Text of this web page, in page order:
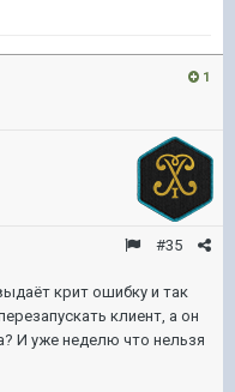
1
#35
крит ошибку и так
клиент, а он
И уже неделю что нельзя